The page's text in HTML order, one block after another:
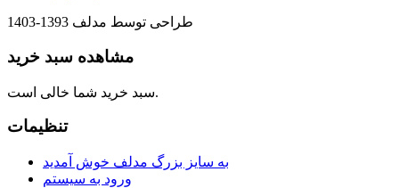
طراحی توسط مدلف 1393-1403
مشاهده سبد خرید
سبد خرید شما خالی است.
تنظیمات
به سایز بزرگ مدلف خوش آمدید
ورود به سیستم